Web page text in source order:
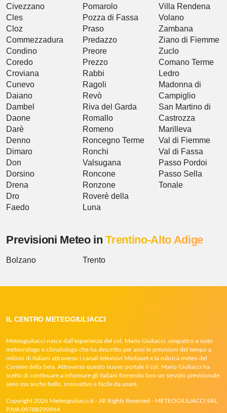
Civezzano
Cles
Cloz
Commezzadura
Condino
Coredo
Croviana
Cunevo
Daiano
Dambel
Daone
Darè
Denno
Dimaro
Don
Dorsino
Drena
Dro
Faedo
Pomarolo
Pozza di Fassa
Praso
Predazzo
Preore
Prezzo
Rabbi
Ragoli
Revò
Riva del Garda
Romallo
Romeno
Roncegno Terme
Ronchi
Valsugana
Roncone
Ronzone
Roverè della
Luna
Villa Rendena
Volano
Zambana
Ziano di Fiemme
Zuclo
Comano Terme
Ledro
Madonna di
Campiglio
San Martino di
Castrozza
Marilleva
Val di Fiemme
Val di Fassa
Passo Pordoi
Passo Sella
Tonale
Previsioni Meteo inTrentino-Alto Adige
Bolzano Trento
IL CENTRO METEOGIULIACCI
Meteogiuliacci nasce dall’esperienza del col. Mario Giuliacci, simpatico e noto
meteorologo e climatologo che ha descritto per anni le previsioni del tempo a
milioni di italiani attraverso i canali televisivi Mediaset e la rubrica meteo del
Corriere della Sera. Attraverso questo nuovo portale il col. Mario Giuliacci ha
scelto di continuare a informare gli italiani fornendo loro un servizio previsionale
serio ma anche bello, innovativo e facile da usare.
Copyright 2026 Meteogiuliacci.it - All Rights Reserved - METEOGIULIACCI SRL
P.IVA 09788290964